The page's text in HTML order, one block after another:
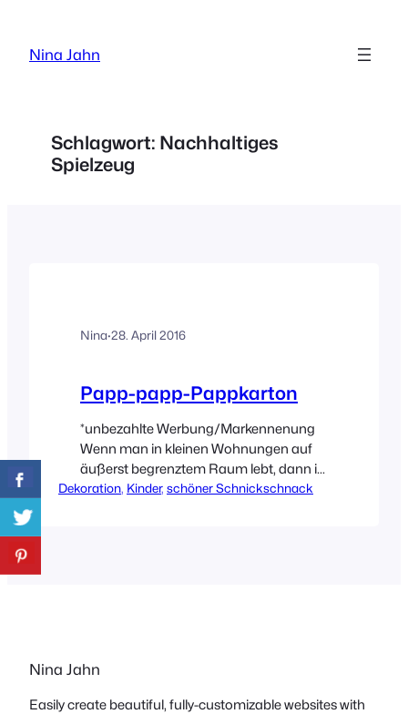
springen
Nina Jahn
Schlagwort: Nachhaltiges
Spielzeug
Nina·28. April 2016
Papp-papp-Pappkarton
*unbezahlte Werbung/Markennenung
Wenn man in kleinen Wohnungen auf
äußerst begrenztem Raum lebt, dann ist
flexibles Spielzeug gefragt. Spielzeug
Dekoration, Kinder, schöner Schnickschnack
Nina Jahn
Easily create beautiful, fully-customizable websites with